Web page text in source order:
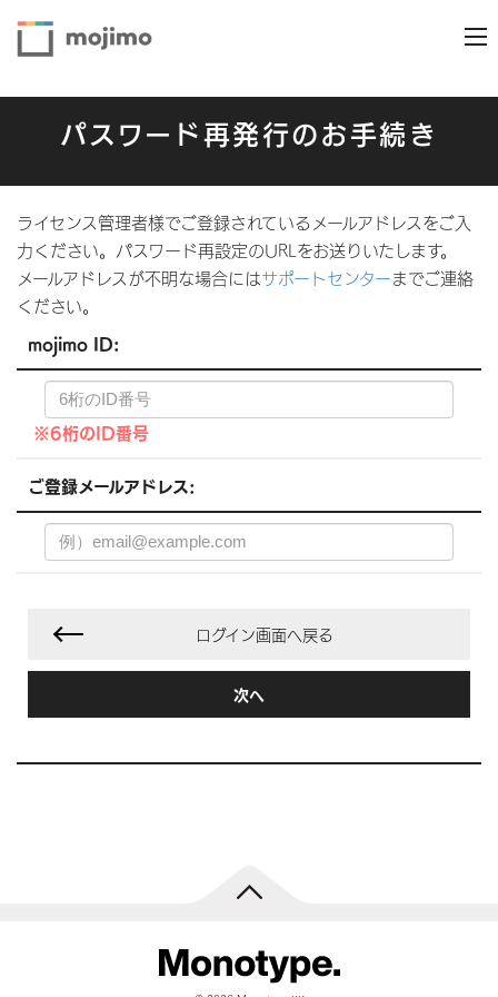
パスワード再発行のお手続き
ライセンス管理者様でご登録されているメールアドレスをご入
力ください。パスワード再設定のURLをお送りいたします。
メールアドレスが不明な場合にはサポートセンターまでご連絡
ください。
mojimo ID:
※6桁のID番号
ご登録メールアドレス:
ログイン画面へ戻る
次へ